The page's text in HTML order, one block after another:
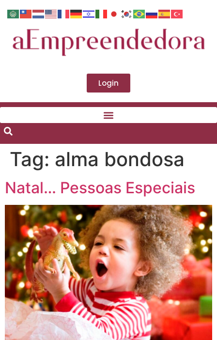
Login
Tag: alma bondosa
Natal… Pessoas Especiais